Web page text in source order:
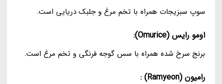
سوپ سبزیجات همراه با تخم مرغ و جلبک دریایی است.
اومو رایس (Omurice):
برنج سرخ شده همراه با سس گوجه فرنگی و تخم مرغ است.
رامیون (Ramyeon) :